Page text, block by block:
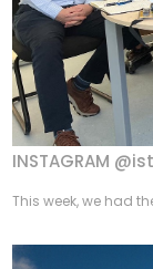
INSTAGRAM
This week, we had